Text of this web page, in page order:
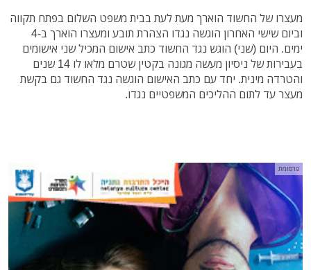
מעצרו של החשוד הוארך מעת לעת בבית משפט השלום בפתח תקווה
וביום שישי האחרון הוגשה נגדו הצהרת תובע ומעצרו הוארך ב-4
ימים. היום (שני) הוגש נגד החשוד כתב אישום המכיל שני אישומים
בעבירות של ניסיון מעשה מגונה בקטין שטרם מלאו לו 14 שנים
והטרדה מינית. יחד עם כתב האישום הוגשה נגד החשוד גם בקשת
מעצר עד לתום ההליכים המשפטיים נגדו.
פרסומת